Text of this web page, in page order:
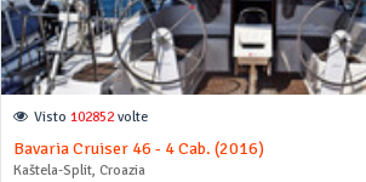
Visto 102852 volte
Bavaria Cruiser 46 - 4 Cab. (2016)
Kaštela-Split, Croazia